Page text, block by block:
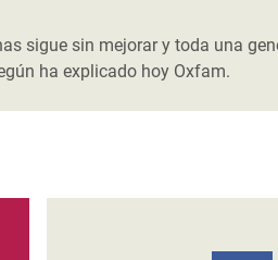
sigue sin mejorar y toda una
ha explicado hoy Oxfam.